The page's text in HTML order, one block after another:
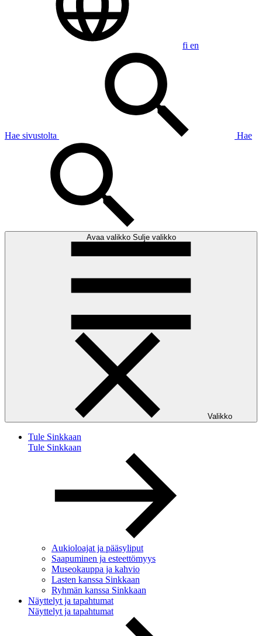
fi en
Hae sivustolta Hae
Avaa valikko Sulje valikko
Valikko
Tule Sinkkaan
Tule Sinkkaan
Aukioloajat ja pääsyliput
Saapuminen ja esteettömyys
Museokauppa ja kahvio
Lasten kanssa Sinkkaan
Ryhmän kanssa Sinkkaan
Näyttelyt ja tapahtumat
Näyttelyt ja tapahtumat